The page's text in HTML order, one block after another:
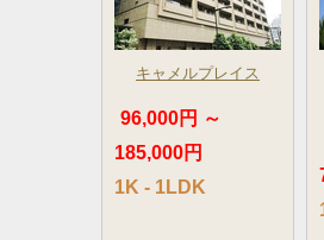
キャメルプレイス
96,000円 ～
185,000円
1K - 1LDK